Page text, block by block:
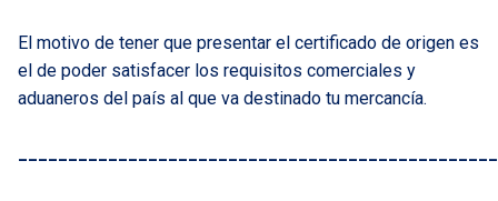
El motivo de tener que presentar el certificado de origen es
el de poder satisfacer los requisitos comerciales y
aduaneros del país al que va destinado tu mercancía.